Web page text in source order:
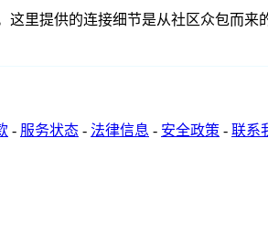
这里提供的连接细节是从社区众包而
- 服务状态 - 法律信息 - 安全政策 - 联系